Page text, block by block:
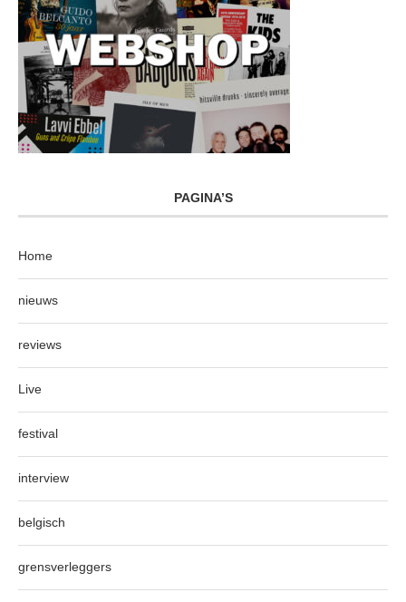
PAGINA’S
Home
nieuws
reviews
Live
festival
interview
belgisch
grensverleggers